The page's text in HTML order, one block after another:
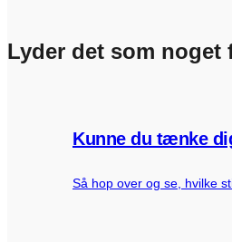
Lyder det som noget
Kunne du tænke
Så hop over og se, hvilke